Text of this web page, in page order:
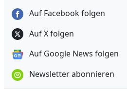
Auf Facebook folgen
Auf X folgen
Auf Google News folgen
Newsletter abonnieren